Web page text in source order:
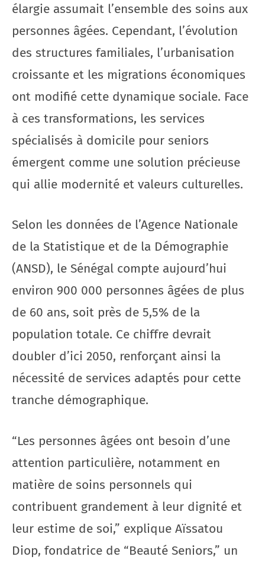
élargie assumait l’ensemble des soins aux
personnes âgées. Cependant, l’évolution
des structures familiales, l’urbanisation
croissante et les migrations économiques
ont modifié cette dynamique sociale. Face
à ces transformations, les services
spécialisés à domicile pour seniors
émergent comme une solution précieuse
qui allie modernité et valeurs culturelles.
Selon les données de l’Agence Nationale
de la Statistique et de la Démographie
(ANSD), le Sénégal compte aujourd’hui
environ 900 000 personnes âgées de plus
de 60 ans, soit près de 5,5% de la
population totale. Ce chiffre devrait
doubler d’ici 2050, renforçant ainsi la
nécessité de services adaptés pour cette
tranche démographique.
“Les personnes âgées ont besoin d’une
attention particulière, notamment en
matière de soins personnels qui
contribuent grandement à leur dignité et
leur estime de soi,” explique Aïssatou
Diop, fondatrice de “Beauté Seniors,” un